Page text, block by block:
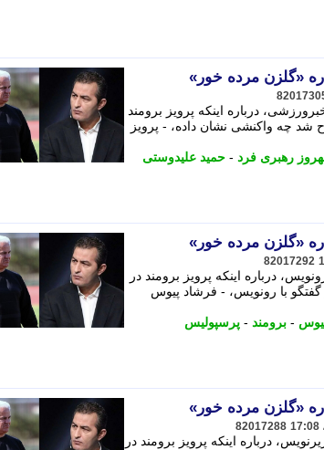
«گلزن مرده خور»
درباره اینکه پرویز برومند
چه واکنشی نشان داده، - پرویز
رهبری فرد - حمید علیدوستی
«گلزن مرده خور»
82017292
درباره اینکه پرویز برومند در
با رونویس، - فرشاد پیوس
- برومند - پرسپولیس
«گلزن مرده خور»
82017288
درباره اینکه پرویز برومند در